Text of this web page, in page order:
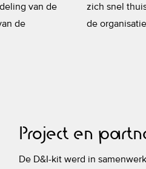
van de
de
zich snel
de
Project en
De D&I-kit werd in